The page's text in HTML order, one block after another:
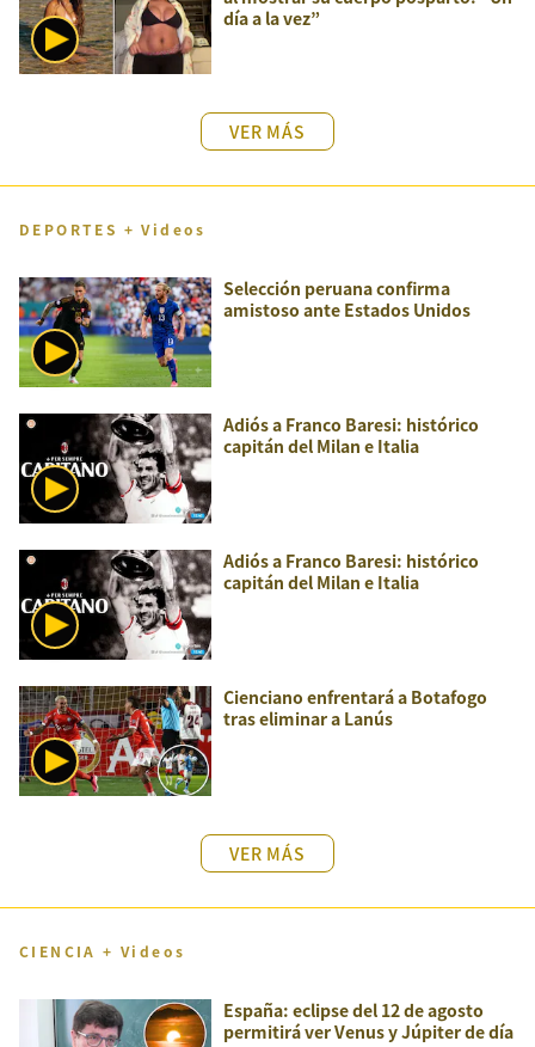
día a la vez”
VER MÁS
DEPORTES + Videos
Selección peruana confirma
amistoso ante Estados Unidos
Adiós a Franco Baresi: histórico
capitán del Milan e Italia
Adiós a Franco Baresi: histórico
capitán del Milan e Italia
Cienciano enfrentará a Botafogo
tras eliminar a Lanús
VER MÁS
CIENCIA + Videos
España: eclipse del 12 de agosto
permitirá ver Venus y Júpiter de día